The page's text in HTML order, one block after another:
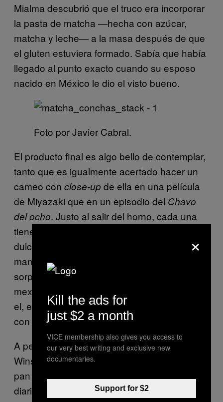
Mialma descubrió que el truco era incorporar
la pasta de matcha —hecha con azúcar,
matcha y leche— a la masa después de que
el gluten estuviera formado. Sabía que había
llegado al punto exacto cuando su esposo
nacido en México le dio el visto bueno.
Foto por Javier Cabral.
El producto final es algo bello de contemplar,
tanto que es igualmente acertado hacer un
cameo con close-up de ella en una película
de Miyazaki que en un episodio del Chavo
del ocho. Justo al salir del horno, cada una
tiene textura como de nube y es apenas
dulce, liberando su intenso aroma floral y a
mantequilla, que recuerda al aroma que te
sorprende cuando entras a una panadería
mexicana. Podría ser la pastelería lo que une
el, extrañamente similar,melonpan
con la concha de México.
A pesar de que la mayoría de los clientes de
Winsome nunca han escuchado acerca del
pan dulce, Mialma las ha estado vendiendo a
diario. «Es un poco impactante para mí que
×
Kill the ads for
just $2 a month
VICE membership also gives you access to
our very best writing and exclusive new
documentaries.
Support for $2